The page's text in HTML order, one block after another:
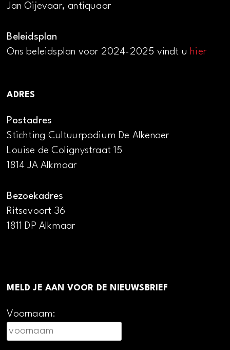
Jan Oijevaar, antiquaar
Beleidsplan
Ons beleidsplan voor 2024-2025 vindt uhier
ADRES
Postadres
Stichting Cultuurpodium De Alkenaer
Louise de Colignystraat 15
1814 JA Alkmaar
Bezoekadres
Ritsevoort 36
1811 DP Alkmaar
MELD JE AAN VOOR DE NIEUWSBRIEF
Voornaam: